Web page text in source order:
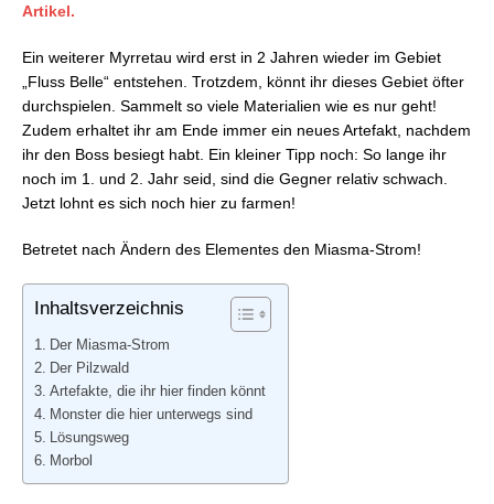
Artikel.
Ein weiterer Myrretau wird erst in 2 Jahren wieder im Gebiet
„Fluss Belle“ entstehen. Trotzdem, könnt ihr dieses Gebiet öfter
durchspielen. Sammelt so viele Materialien wie es nur geht!
Zudem erhaltet ihr am Ende immer ein neues Artefakt, nachdem
ihr den Boss besiegt habt. Ein kleiner Tipp noch: So lange ihr
noch im 1. und 2. Jahr seid, sind die Gegner relativ schwach.
Jetzt lohnt es sich noch hier zu farmen!
Betretet nach Ändern des Elementes den Miasma-Strom!
Inhaltsverzeichnis
Der Miasma-Strom
Der Pilzwald
Artefakte, die ihr hier finden könnt
Monster die hier unterwegs sind
Lösungsweg
Morbol